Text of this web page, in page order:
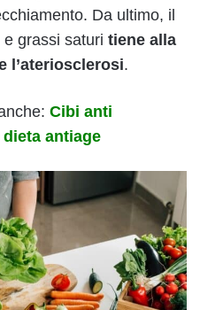
Da ultimo, il
grassi saturi tiene alla
l’ateriosclerosi.
Cibi anti
antiage